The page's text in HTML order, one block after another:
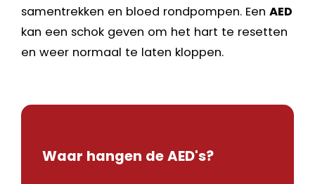
samentrekken en bloed rondpompen. Een AED
kan een schok geven om het hart te resetten
en weer normaal te laten kloppen.
Waar hangen de AED's?